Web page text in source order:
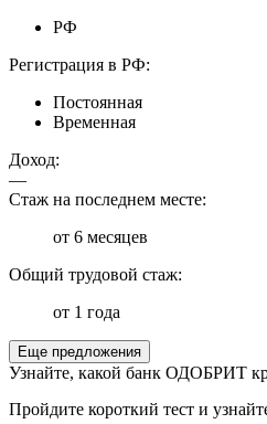
РФ
Регистрация в РФ:
Постоянная
Временная
Доход:
—
Стаж на последнем месте:
от 6 месяцев
Общий трудовой стаж:
от 1 года
Еще предложения
Узнайте, какой банк ОДОБРИТ
Пройдите короткий тест и